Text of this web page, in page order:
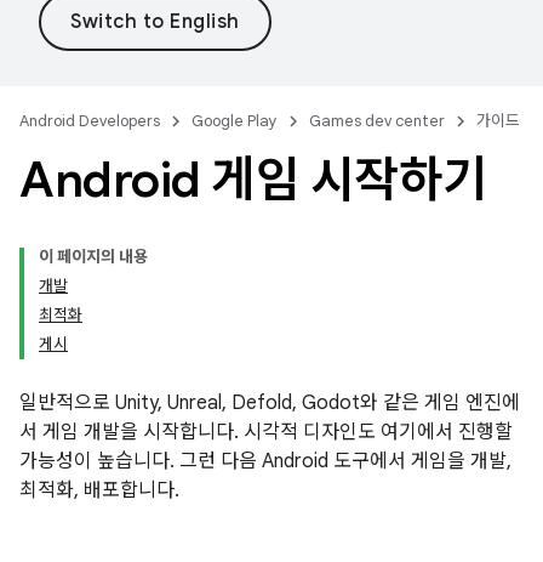
Android Developers Google Play Games dev center 가이드
Android 게임 시작하기
이 페이지의 내용
개발
최적화
게시
일반적으로 Unity, Unreal, Defold, Godot와 같은 게임 엔진에
서 게임 개발을 시작합니다. 시각적 디자인도 여기에서 진행할
가능성이 높습니다. 그런 다음 Android 도구에서 게임을 개발,
최적화, 배포합니다.